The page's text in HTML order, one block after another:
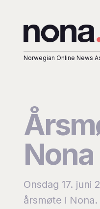
Norwegian Online News
Nona
Onsdag 17. juni
årsmøte i Nona.